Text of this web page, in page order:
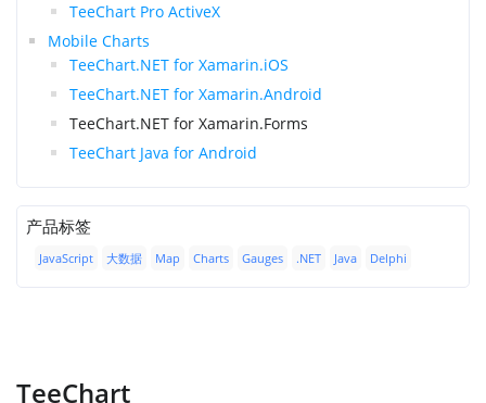
TeeChart Pro ActiveX
Mobile Charts
TeeChart.NET for Xamarin.iOS
TeeChart.NET for Xamarin.Android
TeeChart.NET for Xamarin.Forms
TeeChart Java for Android
产品标签
JavaScript 大数据 Map Charts Gauges .NET Java Delphi
TeeChart